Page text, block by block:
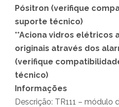
Pósitron (verifique
suporte técnico)
**Aciona vidros elétricos
originais através dos
(verifique
técnico)
Informações
Descrição: TR111 – módulo